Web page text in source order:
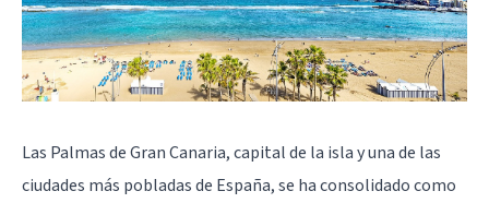
Las Palmas de Gran Canaria, capital de la isla y una de las
ciudades más pobladas de España, se ha consolidado como